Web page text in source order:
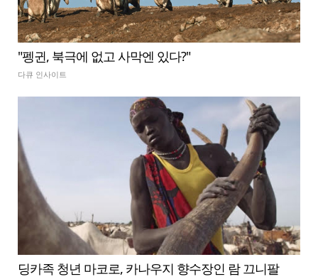
"펭귄, 북극에 없고 사막엔 있다?"
다큐 인사이트
딩카족 청년 마코로, 카나우지 향수장인 람 끄니팔